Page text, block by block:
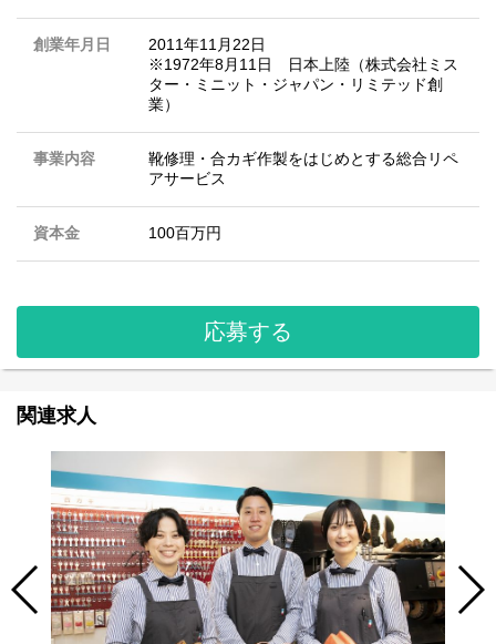
創業年月日
2011年11月22日
※1972年8月11日 日本上陸（株式会社ミス
ター・ミニット・ジャパン・リミテッド創
業）
事業内容
靴修理・合カギ作製をはじめとする総合リペ
アサービス
資本金 100百万円
応募する
関連求人